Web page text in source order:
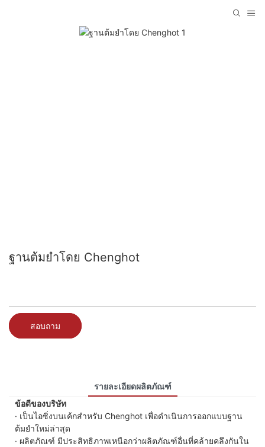
ฐานต้มยำโดย Chenghot
สอบถาม
รายละเอียดผลิตภัณฑ์
ข้อดีของบริษัท
· เป็นไอซิ่งบนเค้กสำหรับ Chenghot เพื่อดำเนินการออกแบบฐาน
ต้มยำใหม่ล่าสุด
· ผลิตภัณฑ์ มีประสิทธิภาพเหนือกว่าผลิตภัณฑ์อื่นที่คล้ายคลึงกันใน